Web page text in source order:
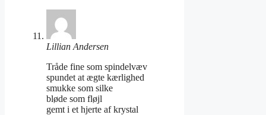
Lillian Andersen
Tråde fine som spindelvæv
spundet at ægte kærlighed
smukke som silke
bløde som fløjl
gemt i et hjerte af krystal